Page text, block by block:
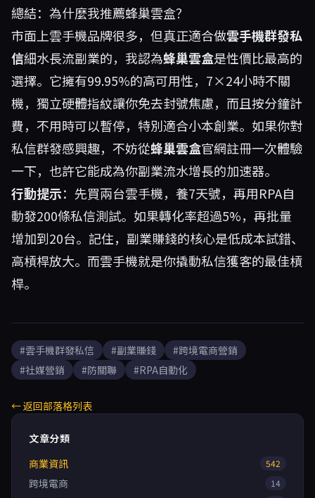
總結：為什麼我推薦蜂巢雲盒？
市面上雲手機品牌很多，但真正適合做雲手機群發私
信細水長流副業的，我認為蜂巢雲盒是性價比最高的
選擇。它擁有99.95%的高可用性，7×24小時不關
機，獨立硬體指紋讓你免去封號焦慮，而且按分鐘計
費，不用時可以暫停，特別適合小本創業。如果你對
私信群發感興趣，不妨從蜂巢雲盒官網註冊一次體驗
一下，也許它能成為你副業流水增長的加速器。
行動提示：先買兩台雲手機，養7天號，再用RPA自
動發200條私信測試。如果轉化率超過5%，再批量
增加到20台。記住，副業賺錢的核心是低成本試錯、
高槓桿放大。而雲手機就是你撬動私信獲客的最佳槓
桿。
#雲手機群發私信 #副業賺錢
#跨境電商營銷
#社媒營銷
#防關聯 #RPA自動化
← 返回部落格列表
文章分類
商業資訊
542
跨境電商 14